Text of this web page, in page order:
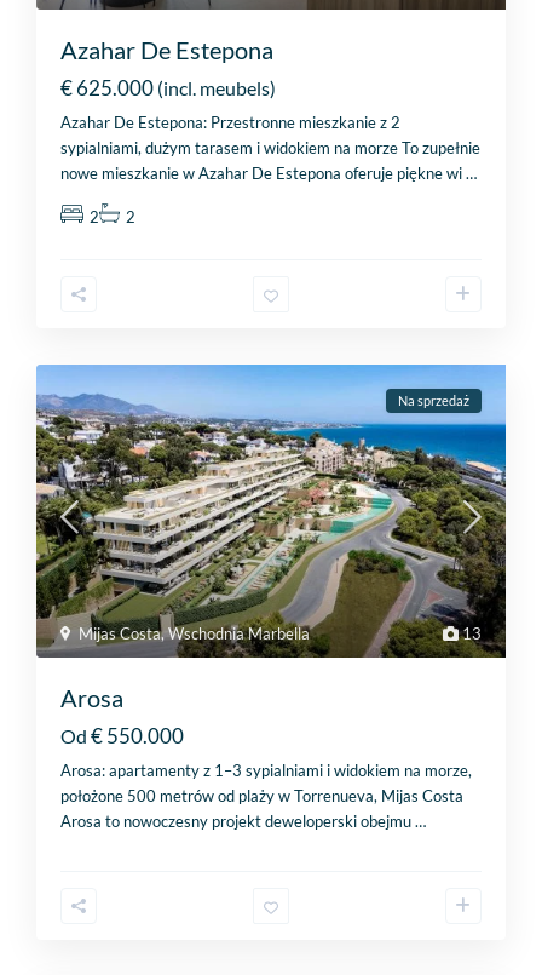
Azahar De Estepona
€ 625.000 (incl. meubels)
Azahar De Estepona: Przestronne mieszkanie z 2
sypialniami, dużym tarasem i widokiem na morze To zupełnie
nowe mieszkanie w Azahar De Estepona oferuje piękne wi…
2 2
13
Mijas Costa,Wschodnia Marbella
Na sprzedaż
Arosa
Od € 550.000
Arosa: apartamenty z 1–3 sypialniami i widokiem na morze,
położone 500 metrów od plaży w Torrenueva, Mijas Costa
Arosa to nowoczesny projekt deweloperski obejmu…